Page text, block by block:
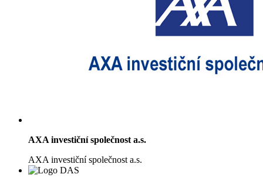
AXA investiční společnost a.s.
AXA investiční společnost a.s.